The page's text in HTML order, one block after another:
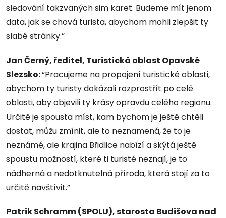
sledování takzvaných sim karet. Budeme mít jenom
data, jak se chová turista, abychom mohli zlepšit ty
slabé stránky.”
Jan Černý, ředitel, Turistická oblast Opavské
Slezsko:“Pracujeme na propojení turistické oblasti,
abychom ty turisty dokázali rozprostřít po celé
oblasti, aby objevili ty krásy opravdu celého regionu.
Určitě je spousta míst, kam bychom je ještě chtěli
dostat, můžu zmínit, ale to neznamená, že to je
neznámé, ale krajina Břidlice nabízí a skýtá ještě
spoustu možností, které ti turisté neznají, je to
nádherná a nedotknutelná příroda, která stojí za to
určitě navštívit.”
Patrik Schramm (SPOLU), starosta Budišova nad